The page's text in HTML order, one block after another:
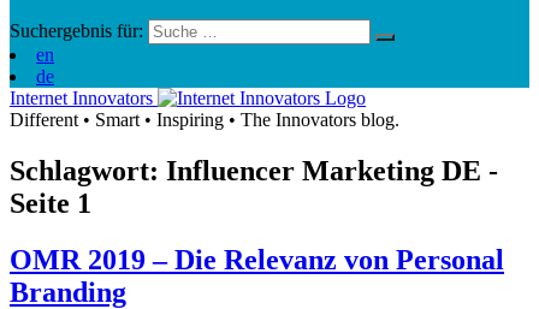
Suchergebnis für:
en
de
Internet Innovators
Different • Smart • Inspiring • The Innovators blog.
Schlagwort: Influencer Marketing DE -
Seite 1
OMR 2019 – Die Relevanz von Personal
Branding